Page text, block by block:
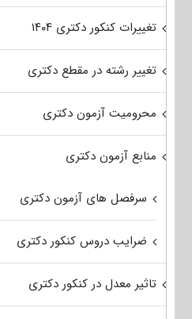
تغییرات کنکور دکتری ۱۴۰۴
تغییر رشته در مقطع دکتری
محرومیت آزمون دکتری
منابع آزمون دکتری
سرفصل های آزمون دکتری
ضرایب دروس کنکور دکتری
تاثیر معدل در کنکور دکتری